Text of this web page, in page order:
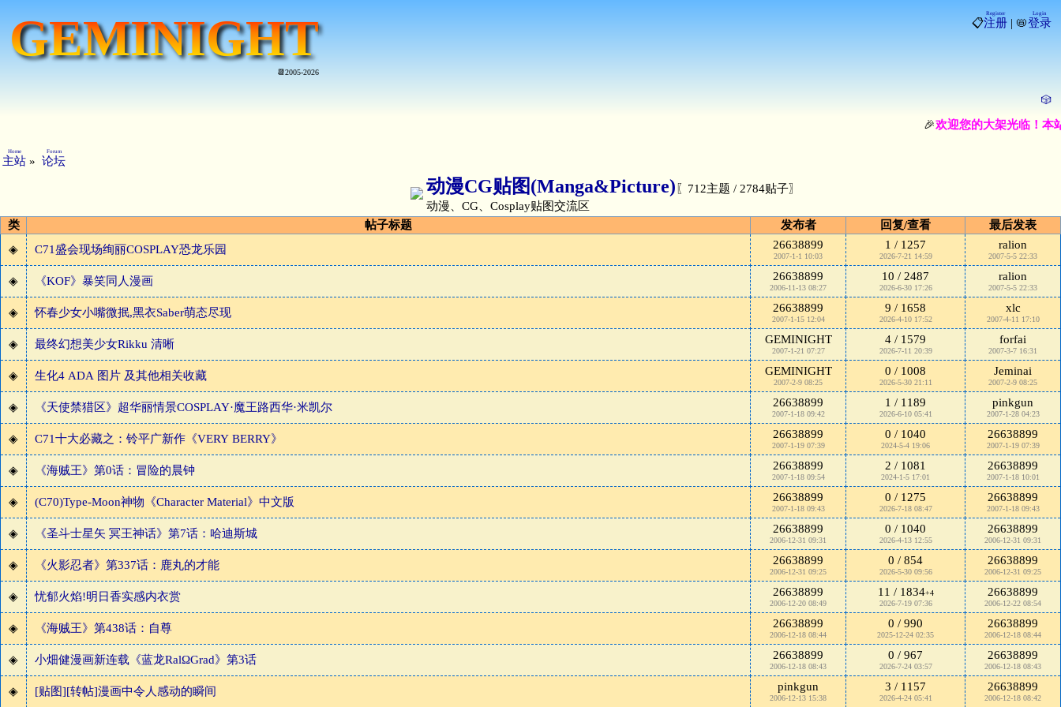
GEMINIGHT
📆2005-2026
📋注册
Register
| 📛登录
Login
🎲
🎉欢迎您的大架光临！本
主站
Home
» 论坛
Forum
动漫CG贴图(Manga&Picture) 〖712主题 / 2784贴子〗
动漫、CG、Cosplay贴图交流区
类
帖子标题 发布者 回复/查看
最后发表
◈
C71盛会现场绚丽COSPLAY恐龙乐园 26638899
2007-1-1 10:03
1 / 1257
2026-7-21 14:59
ralion
2007-5-5 22:33
◈ 《KOF》暴笑同人漫画 26638899
2006-11-13 08:27
10 / 2487
2026-6-30 17:26
ralion
2007-5-5 22:33
◈ 怀春少女小嘴微抿,黑衣Saber萌态尽现 26638899
2007-1-15 12:04
9 / 1658
2026-4-10 17:52
xlc
2007-4-11 17:10
◈ 最终幻想美少女Rikku 清晰 GEMINIGHT
2007-1-21 07:27
4 / 1579
2026-7-11 20:39
forfai
2007-3-7 16:31
◈ 生化4 ADA 图片 及其他相关收藏 GEMINIGHT
2007-2-9 08:25
0 / 1008
2026-5-30 21:11
Jeminai
2007-2-9 08:25
◈ 《天使禁猎区》超华丽情景COSPLAY·魔王路西华·米凯尔 26638899
2007-1-18 09:42
1 / 1189
2026-6-10 05:41
pinkgun
2007-1-28 04:23
◈ C71十大必藏之：铃平广新作《VERY BERRY》 26638899
2007-1-19 07:39
0 / 1040
2024-5-4 19:06
26638899
2007-1-19 07:39
◈ 《海贼王》第0话：冒险的晨钟 26638899
2007-1-18 09:54
2 / 1081
2024-1-5 17:01
26638899
2007-1-18 10:01
◈ (C70)Type-Moon神物《Character Material》中文版 26638899
2007-1-18 09:43
0 / 1275
2026-7-18 08:47
26638899
2007-1-18 09:43
◈ 《圣斗士星矢 冥王神话》第7话：哈迪斯城 26638899
2006-12-31 09:31
0 / 1040
2026-4-13 12:55
26638899
2006-12-31 09:31
◈ 《火影忍者》第337话：鹿丸的才能 26638899
2006-12-31 09:25
0 / 854
2026-5-30 09:56
26638899
2006-12-31 09:25
◈ 忧郁火焰!明日香实感内衣赏 26638899
2006-12-20 08:49
11 / 1834+4
2026-7-19 07:36
26638899
2006-12-22 08:54
◈ 《海贼王》第438话：自尊 26638899
2006-12-18 08:44
0 / 990
2025-12-24 02:35
26638899
2006-12-18 08:44
◈ 小畑健漫画新连载《蓝龙RalΩGrad》第3话 26638899
2006-12-18 08:43
0 / 967
2026-7-24 03:57
26638899
2006-12-18 08:43
◈ [贴图][转帖]漫画中令人感动的瞬间 pinkgun
2006-12-13 15:38
3 / 1157
2026-4-24 05:41
26638899
2006-12-18 08:42